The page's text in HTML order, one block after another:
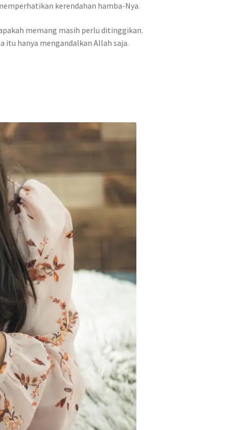
kerendahan hamba-Nya.
memang masih perlu ditinggikan.
itu hanya mengandalkan Allah saja.